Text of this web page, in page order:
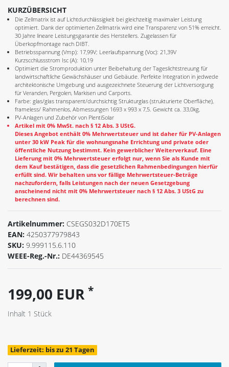
KURZÜBERSICHT
Die Zellmatrix ist auf Lichtdurchlässigkeit bei gleichzeitig maximaler Leistung
optimiert. Dank der optimierten Zellmatrix wird eine Transparenz von 51% erreicht.
30 Jahre lineare Leistungsgarantie des Herstellers. Zugelassen für
Überkopfmontage nach DIBT.
Betriebsspannung (Vmp): 17,99V; Leerlaufspannung (Voc): 21,39V
Kurzscchlussstrom Isc (A): 10,19
Optimiert die Stromproduktion unter Beibehaltung der Tageslichtstreuung für
landwirtschaftliche Gewächshäuser und Gebäude. Perfekte Integration in jedwede
architektonische Umgebung und ausgezeichnete Steuerung der Lichtversorgung
für Veranden, Pergolen, Markisen und Carports.
Farbe: glas/glas transparent/durchsichtig Strukturglas (strukturierte Oberfläche),
frameless/ Rahmenlos, Abmessungen 1693 x 993 x 7,5. Gewicht ca. 33,0kg,
PV-Anlagen und Zubehör von PlentiSolar
Artikel mit 0% MwSt. nach § 12 Abs. 3 UStG.
Dieses Angebot enthält 0% Mehrwertsteuer und ist daher für PV-Anlagen
unter 30 kW Peak für die wohnungsnahe Errichtung und private oder
öffentliche Nutzung bestimmt. Kein gewerblicher Weiterverkauf. Eine
Lieferung mit 0% Mehrwertsteuer erfolgt nur, wenn Sie als Kunde mit
dem Kauf bestätigen, dass die gesetzlichen Rahmenbedingungen hierfür
erfüllt sind. Wir behalten uns vor fällige Mehrwertsteuer-Beträge
nachzufordern, falls Leistungen nach der neuen Gesetzgebung
anscheinend nicht mit 0% Mehrwertsteuer nach § 12 Abs. 3 UStG zu
berechnen sind.
Artikelnummer: CSEGS032D170ET5
EAN: 4250377979843
SKU: 9.999115.6.110
WEEE-Reg.-Nr.: DE44369545
199,00 EUR *
Inhalt 1 Stück
Lieferzeit: bis zu 21 Tagen